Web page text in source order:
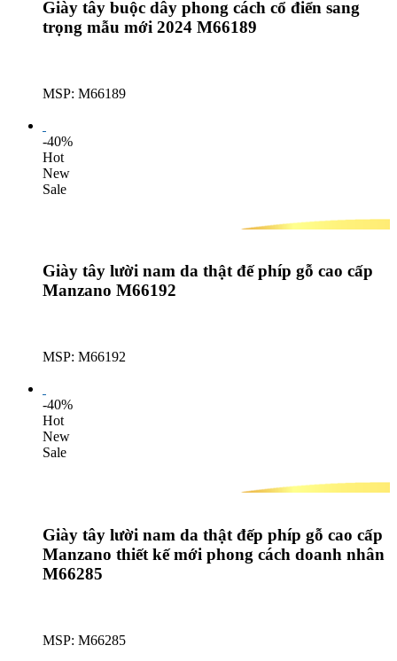
Giày tây buộc dây phong cách cổ điển sang
trọng mẫu mới 2024 M66189
MSP: M66189
-40%
Hot
New
Sale
Giày tây lười nam da thật đế phíp gỗ cao cấp
Manzano M66192
MSP: M66192
-40%
Hot
New
Sale
Giày tây lười nam da thật đếp phíp gỗ cao cấp
Manzano thiết kế mới phong cách doanh nhân
M66285
MSP: M66285